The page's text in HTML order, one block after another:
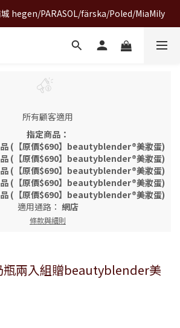
奇想世界特展｜套票熱賣中
hegen/PARASOL/färska/Poled/MiaMily
奇想世界特展｜套票熱賣中
所有顧客適用
指定商品：
品 (【原價$690】beautyblender®美妝蛋)
品 (【原價$690】beautyblender®美妝蛋)
品 (【原價$690】beautyblender®美妝蛋)
品 (【原價$690】beautyblender®美妝蛋)
品 (【原價$690】beautyblender®美妝蛋)
適用通路： 網店
條款與細則
瓶兩入組贈beautyblender美